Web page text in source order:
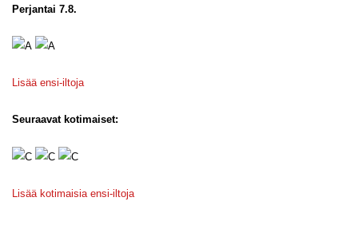
Perjantai 7.8.
Lisää ensi-iltoja
Seuraavat kotimaiset:
Lisää kotimaisia ensi-iltoja